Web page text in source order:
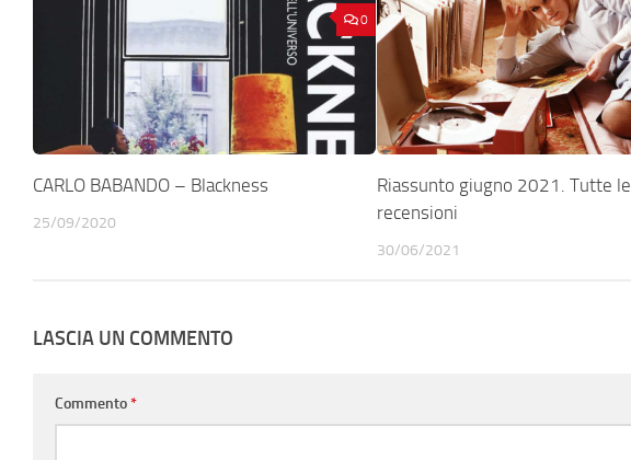
0
CARLO BABANDO – Blackness
25/09/2020
Riassunto giugno 2021. Tutte le
recensioni
30/06/2021
LASCIA UN COMMENTO
Commento*